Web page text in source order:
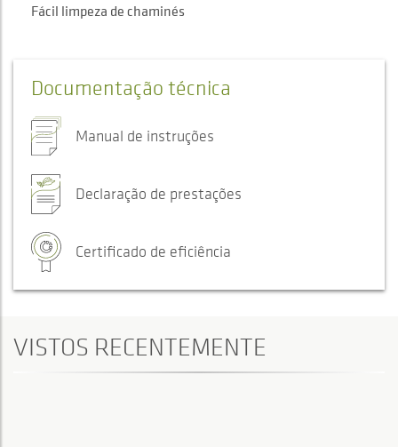
Fácil limpeza de chaminés
Documentação técnica
Manual de instruções
Declaração de prestações
Certificado de eficiência
VISTOS RECENTEMENTE